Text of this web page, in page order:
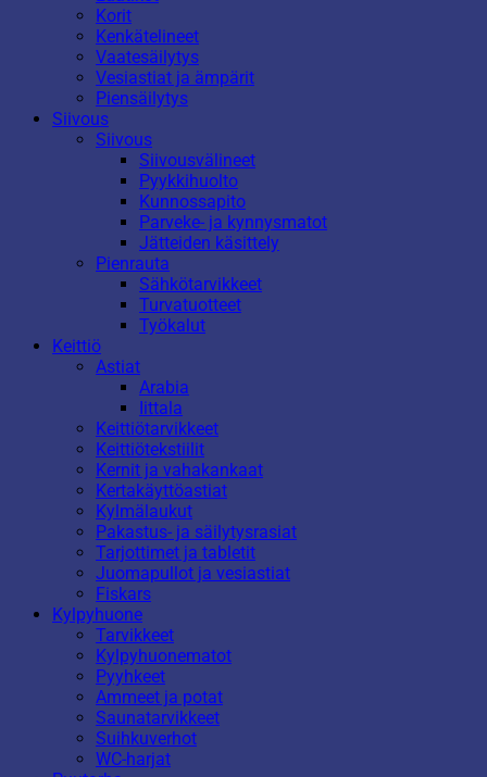
Korit
Kenkätelineet
Vaatesäilytys
Vesiastiat ja ämpärit
Piensäilytys
Siivous
Siivous
Siivousvälineet
Pyykkihuolto
Kunnossapito
Parveke- ja kynnysmatot
Jätteiden käsittely
Pienrauta
Sähkötarvikkeet
Turvatuotteet
Työkalut
Keittiö
Astiat
Arabia
Iittala
Keittiötarvikkeet
Keittiötekstiilit
Kernit ja vahakankaat
Kertakäyttöastiat
Kylmälaukut
Pakastus- ja säilytysrasiat
Tarjottimet ja tabletit
Juomapullot ja vesiastiat
Fiskars
Kylpyhuone
Tarvikkeet
Kylpyhuonematot
Pyyhkeet
Ammeet ja potat
Saunatarvikkeet
Suihkuverhot
WC-harjat